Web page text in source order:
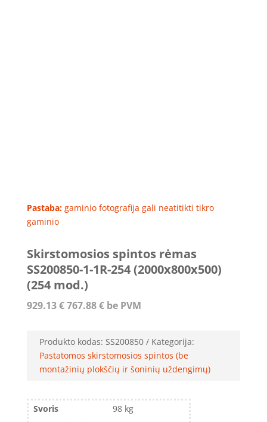
Pastaba:gaminio fotografija gali neatitikti tikro
gaminio
Skirstomosios spintos rėmas
SS200850-1-1R-254 (2000x800x500)
(254 mod.)
929.13€767.88€be PVM
Produkto kodas: SS200850
Kategorija:
Pastatomos skirstomosios spintos (be
montažinių plokščių ir šoninių uždengimų)
Svoris
98 kg